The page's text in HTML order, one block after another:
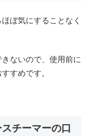
ぼ気にすることなく
ないので、使用前に
すめです。
チーマーの口